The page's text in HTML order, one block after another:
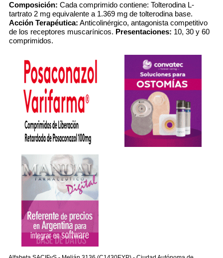
Composición: Cada comprimido contiene: Tolterodina L-
tartrato 2 mg equivalente a 1.369 mg de tolterodina base.
Acción Terapéutica: Anticolinérgico, antagonista competitivo
de los receptores muscarínicos. Presentaciones: 10, 30 y 60
comprimidos.